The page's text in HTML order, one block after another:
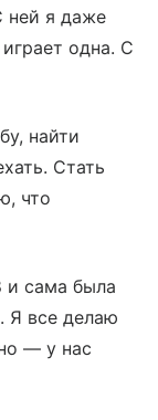
ней я даже
одна. С
найти
Стать
что
и сама была
Я все делаю
— у нас